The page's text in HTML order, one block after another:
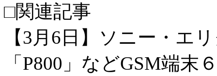
□関連記事
【3月6日】ソニー・エ
「P800」などGSM端末